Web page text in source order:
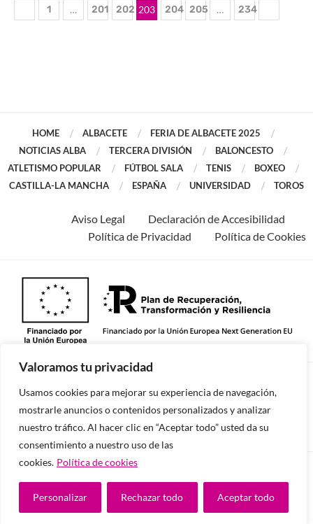
Valoramos tu privacidad
Usamos cookies para mejorar su experiencia de navegación,
mostrarle anuncios o contenidos personalizados y analizar
nuestro tráfico. Al hacer clic en “Aceptar todo” usted da su
consentimiento a nuestro uso de las
cookies. Política de cookies
Personalizar Rechazar todo Aceptar todo
1 … 201 202 203 204 205 … 234
HOME ALBACETE
FERIA DE ALBACETE 2025
NOTICIAS ALBA
TERCERA DIVISIÓN
BALONCESTO
ATLETISMO POPULAR
FÚTBOL SALA TENIS
BOXEO
CASTILLA-LA MANCHA
ESPAÑA UNIVERSIDAD TOROS
Aviso Legal
Declaración de Accesibilidad
Política de Privacidad
Política de Cookies
Diseñado y desarrollado por tu equipo Imedia